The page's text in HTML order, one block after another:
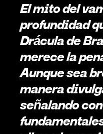
El mito del
profundidad
Drácula de
merece la
Aunque sea
manera
señalando